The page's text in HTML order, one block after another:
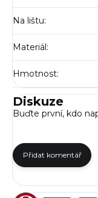
Na lištu:
Materiál:
Hmotnost:
Diskuze
Buďte první, kdo
Přidat komentář